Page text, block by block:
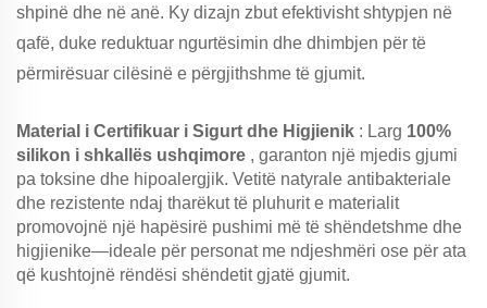
shpinë dhe në anë. Ky dizajn zbut efektivisht shtypjen në
qafë, duke reduktuar ngurtësimin dhe dhimbjen për të
përmirësuar cilësinë e përgjithshme të gjumit.
Material i Certifikuar i Sigurt dhe Higjienik : Larg 100%
silikon i shkallës ushqimore , garanton një mjedis gjumi
pa toksine dhe hipoalergjik. Vetitë natyrale antibakteriale
dhe rezistente ndaj tharëkut të pluhurit e materialit
promovojnë një hapësirë pushimi më të shëndetshme dhe
higjienike—ideale për personat me ndjeshmëri ose për ata
që kushtojnë rëndësi shëndetit gjatë gjumit.